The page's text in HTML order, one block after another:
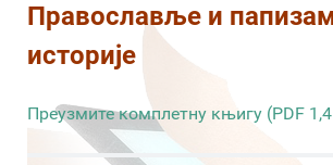
Православље и папизам
историје
Преузмите комплетну књигу (PDF